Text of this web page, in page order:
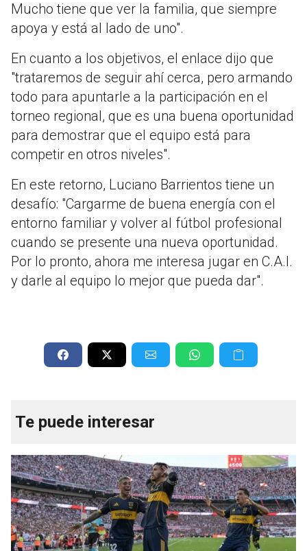
Mucho tiene que ver la familia, que siempre
apoya y está al lado de uno".
En cuanto a los objetivos, el enlace dijo que
"trataremos de seguir ahí cerca, pero armando
todo para apuntarle a la participación en el
torneo regional, que es una buena oportunidad
para demostrar que el equipo está para
competir en otros niveles".
En este retorno, Luciano Barrientos tiene un
desafío: "Cargarme de buena energía con el
entorno familiar y volver al fútbol profesional
cuando se presente una nueva oportunidad.
Por lo pronto, ahora me interesa jugar en C.A.I.
y darle al equipo lo mejor que pueda dar".
Te puede interesar